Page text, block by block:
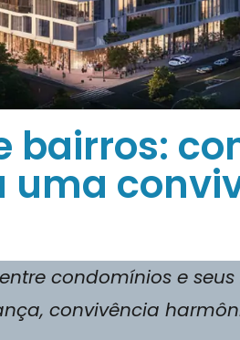
bairros:
uma
condomínios e seus
convivência